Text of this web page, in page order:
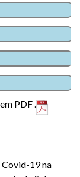
em PDF .
19 na